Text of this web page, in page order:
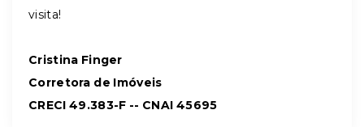
visita!
Cristina Finger
Corretora de Imóveis
CRECI 49.383-F -- CNAI 45695